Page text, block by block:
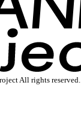
All rights reserved.